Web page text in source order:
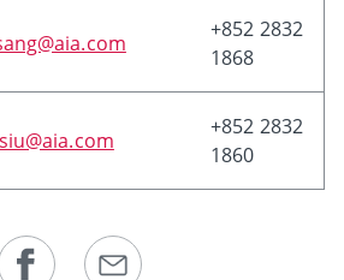
+852 2832
1868
+852 2832
1860